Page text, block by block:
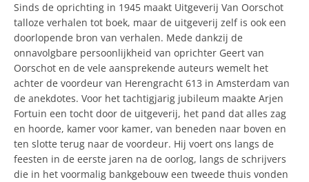
Sinds de oprichting in 1945 maakt Uitgeverij Van Oorschot
talloze verhalen tot boek, maar de uitgeverij zelf is ook een
doorlopende bron van verhalen. Mede dankzij de
onnavolgbare persoonlijkheid van oprichter Geert van
Oorschot en de vele aansprekende auteurs wemelt het
achter de voordeur van Herengracht 613 in Amsterdam van
de anekdotes. Voor het tachtigjarig jubileum maakte Arjen
Fortuin een tocht door de uitgeverij, het pand dat alles zag
en hoorde, kamer voor kamer, van beneden naar boven en
ten slotte terug naar de voordeur. Hij voert ons langs de
feesten in de eerste jaren na de oorlog, langs de schrijvers
die in het voormalig bankgebouw een tweede thuis vonden